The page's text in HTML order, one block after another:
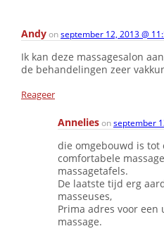
Andyonseptember 12, 2013 @
Ik kan deze massagesalon
de behandelingen zeer
Reageer
Anneliesonseptember
die omgebouwd is tot
comfortabele
massagetafels.
De laatste tijd erg
masseuses,
Prima adres voor een
massage.